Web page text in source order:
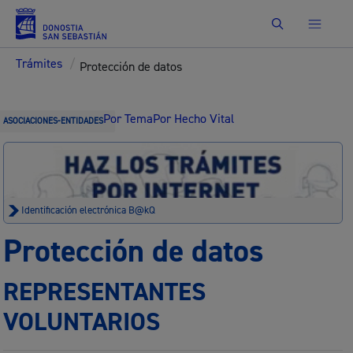
Buscar
Trámites / Protección de datos
ASOCIACIONES-ENTIDADESPor TemaPor Hecho Vital
Identificación electrónica B@kQ
Protección de datos
REPRESENTANTES
VOLUNTARIOS